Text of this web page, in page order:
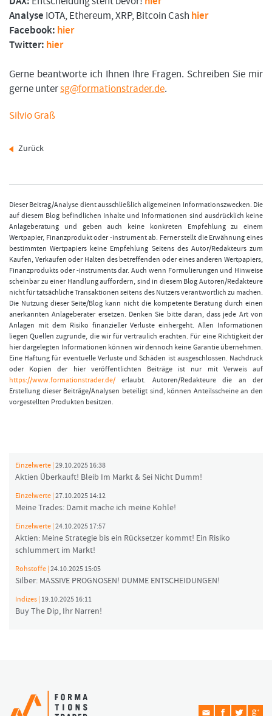
Analyse IOTA, Ethereum, XRP, Bitcoin Cash hier
Facebook: hier
Twitter: hier
Gerne beantworte ich Ihnen Ihre Fragen. Schreiben Sie mir
gerne untersg@formationstrader.de.
Silvio Graß
Zurück
Dieser Beitrag/Analyse dient ausschließlich allgemeinen Informationszwecken. Die
auf diesem Blog befindlichen Inhalte und Informationen sind ausdrücklich keine
Anlageberatung und geben auch keine konkreten Empfehlung zu einem
Wertpapier, Finanzprodukt oder -instrument ab. Ferner stellt die Erwähnung eines
bestimmten Wertpapiers keine Empfehlung Seitens des Autor/Redakteurs zum
Kaufen, Verkaufen oder Halten des betreffenden oder eines anderen Wertpapiers,
Finanzprodukts oder -instruments dar. Auch wenn Formulierungen und Hinweise
scheinbar zu einer Handlung auffordern, sind in diesem Blog Autoren/Redakteure
nicht für tatsächliche Transaktionen seitens des Nutzers verantwortlich zu machen.
Die Nutzung dieser Seite/Blog kann nicht die kompetente Beratung durch einen
anerkannten Anlageberater ersetzen. Denken Sie bitte daran, dass jede Art von
Anlagen mit dem Risiko finanzieller Verluste einhergeht. Allen Informationen
liegen Quellen zugrunde, die wir für vertraulich erachten. Für eine Richtigkeit der
hier dargelegten Informationen können wir dennoch keine Garantie übernehmen.
Eine Haftung für eventuelle Verluste und Schäden ist ausgeschlossen. Nachdruck
oder Kopien der hier veröffentlichten Beiträge ist nur mit Verweis auf
https://www.formationstrader.de/ erlaubt. Autoren/Redakteure die an der
Erstellung dieser Beiträge/Analysen beteiligt sind, können Anteilsscheine an den
vorgestellten Produkten besitzen.
Einzelwerte | 29.10.2025 16:38
Aktien Überkauft! Bleib Im Markt & Sei Nicht Dumm!
Einzelwerte | 27.10.2025 14:12
Meine Trades: Damit mache ich meine Kohle!
Einzelwerte | 24.10.2025 17:57
Aktien: Meine Strategie bis ein Rücksetzer kommt! Ein Risiko
schlummert im Markt!
Rohstoffe | 24.10.2025 15:05
Silber: MASSIVE PROGNOSEN! DUMME ENTSCHEIDUNGEN!
Indizes | 19.10.2025 16:11
Buy The Dip, Ihr Narren!